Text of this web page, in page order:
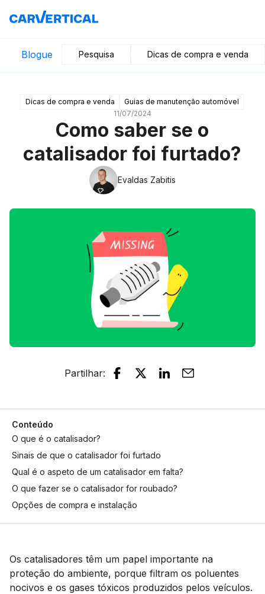
Blogue Pesquisa Dicas de compra e venda
Dicas de compra e venda
Guias de manutenção automóvel
11/07/2024
Como saber se o
catalisador foi furtado?
Evaldas Zabitis
Partilhar:
Conteúdo
O que é o catalisador?
Sinais de que o catalisador foi furtado
Qual é o aspeto de um catalisador em falta?
O que fazer se o catalisador for roubado?
Opções de compra e instalação
Os catalisadores têm um papel importante na
proteção do ambiente, porque filtram os poluentes
nocivos e os gases tóxicos produzidos pelos veículos.